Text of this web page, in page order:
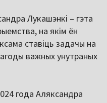
Лукашэнкі – гэта
на якім ён
ставіць задачы на
важных унутраных
года Аляксандра